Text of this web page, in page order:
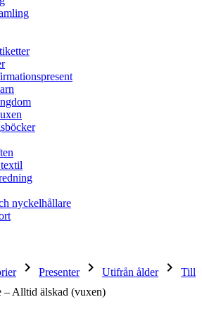
nyckelhållare
keyboard_arrow_right Presenter keyboard_arrow_right Utifrån ålder keyboard_arrow_right
Till
– Alltid älskad (vuxen)